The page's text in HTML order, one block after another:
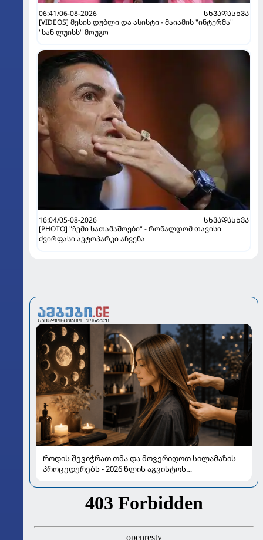
06:41/06-08-2026
ᲡᲮᲕᲐᲓᲐᲡᲮᲕᲐ
[VIDEOS] მესის დუბლი და ასისტი - მაიამის "ინტერმა"
"სან ლუისს" მოუგო
16:04/05-08-2026
ᲡᲮᲕᲐᲓᲐᲡᲮᲕᲐ
[PHOTO] "ჩემი სათამაშოები" - რონალდომ თავისი
ძვირფასი ავტოპარკი აჩვენა
როდის შევიჭრათ თმა და მოვერიდოთ სილამაზის
პროცედურებს - 2026 წლის აგვისტოს